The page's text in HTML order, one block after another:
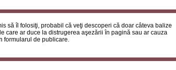
să îl folosiţi, probabil că veţi descoperi că doar câteva balize
care ar duce la distrugerea aşezării în pagină sau ar cauza
formularul de publicare.